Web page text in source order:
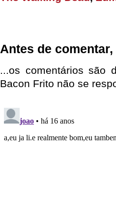
Antes de
...os comentários são
Bacon Frito não se